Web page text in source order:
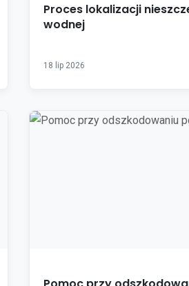
Proces lokalizacji
wodnej
18 lip 2026